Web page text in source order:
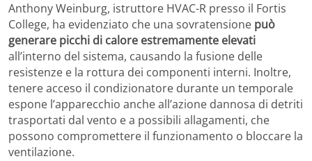
Anthony Weinburg, istruttore HVAC-R presso il Fortis
College, ha evidenziato che una sovratensione può
generare picchi di calore estremamente elevati
all’interno del sistema, causando la fusione delle
resistenze e la rottura dei componenti interni. Inoltre,
tenere acceso il condizionatore durante un temporale
espone l’apparecchio anche all’azione dannosa di detriti
trasportati dal vento e a possibili allagamenti, che
possono compromettere il funzionamento o bloccare la
ventilazione.